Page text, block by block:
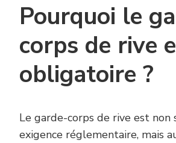
Pourquoi le
corps de rive
obligatoire ?
Le garde-corps de rive est
exigence réglementaire, mais